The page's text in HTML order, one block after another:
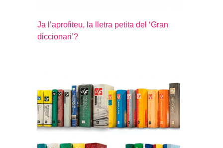
Ja l’aprofiteu, la lletra petita del ‘Gran
diccionari’?